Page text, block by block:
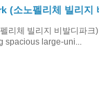
소노펠리체 빌리지
리체 빌리지 비발디파
spacious large-uni...